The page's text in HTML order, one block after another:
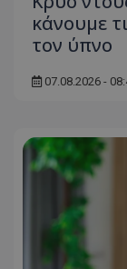
κάνουμε
τον ύπνο
07.08.2026 -